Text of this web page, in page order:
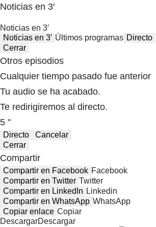
Noticias en 3′
Noticias en 3′
Noticias en 3′ Últimos programas Directo
Cerrar
Otros episodios
Cualquier tiempo pasado fue anterior
Tu audio se ha acabado.
Te redirigiremos al directo.
5 "
Directo
Cancelar
Cerrar
Compartir
Compartir en Facebook Facebook
Compartir en Twitter Twitter
Compartir en LinkedIn Linkedin
Compartir en WhatsApp WhatsApp
Copiar enlace Copiar
DescargarDescargar